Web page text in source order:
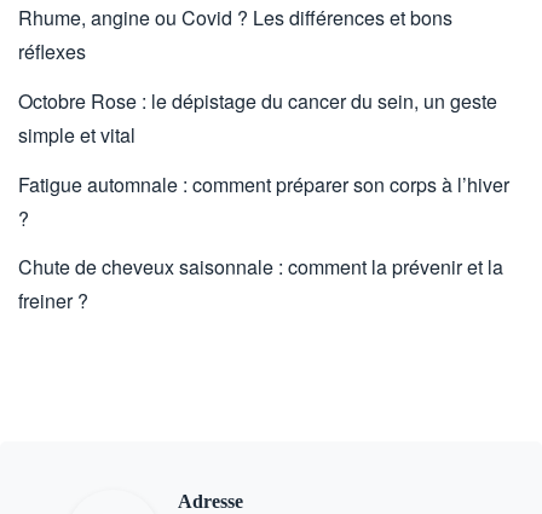
Rhume, angine ou Covid ? Les différences et bons
réflexes
Octobre Rose : le dépistage du cancer du sein, un geste
simple et vital
Fatigue automnale : comment préparer son corps à l’hiver
?
Chute de cheveux saisonnale : comment la prévenir et la
freiner ?
Adresse